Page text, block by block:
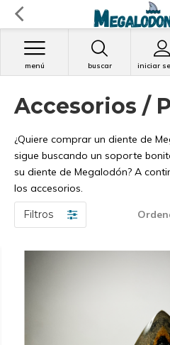
buscar iniciar
menú
Accesorios /
¿Quiere comprar un diente de
sigue buscando un soporte
su diente de Megalodón? A
los accesorios.
Filtros